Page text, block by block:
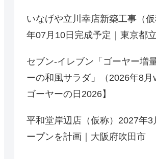
いなげや立川幸店新築工事（
年07月10日完成予定｜東京都
セブン-イレブン「ゴーヤー増
ーの和風サラダ」（2026年8月
ゴーヤーの日2026】
平和堂岸辺店（仮称）2027年3
ープンを計画｜大阪府吹田市